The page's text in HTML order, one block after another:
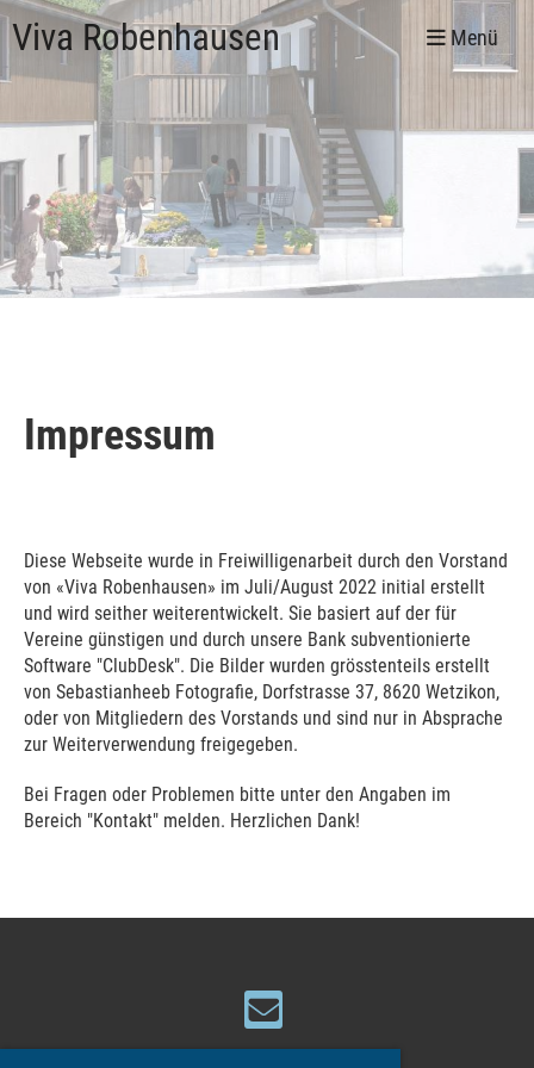
Viva Robenhausen Menü
Impressum
Diese Webseite wurde in Freiwilligenarbeit durch den Vorstand
von «Viva Robenhausen» im Juli/August 2022 initial erstellt
und wird seither weiterentwickelt. Sie basiert auf der für
Vereine günstigen und durch unsere Bank subventionierte
Software "ClubDesk". Die Bilder wurden grösstenteils erstellt
von Sebastianheeb Fotografie, Dorfstrasse 37, 8620 Wetzikon,
oder von Mitgliedern des Vorstands und sind nur in Absprache
zur Weiterverwendung freigegeben.
Bei Fragen oder Problemen bitte unter den Angaben im
Bereich "Kontakt" melden. Herzlichen Dank!